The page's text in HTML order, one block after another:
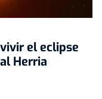
el eclipse
Herria